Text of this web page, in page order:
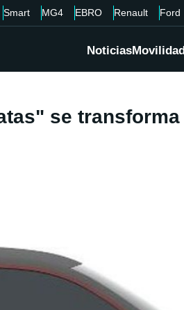
Smart MG4 EBRO Renault Ford
Noticias
se